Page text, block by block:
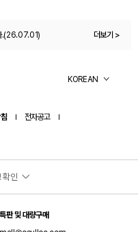
.(26.07.01)
더보기 >
KOREAN
전자공고
확인
특판 및 대량구매